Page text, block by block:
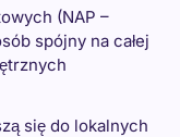
(NAP –
spójny na całej
się do lokalnych